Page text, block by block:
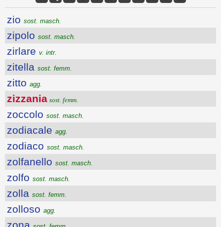
zio sost. masch.
zipolo sost. masch.
zirlare v. intr.
zitella sost. femm.
zitto agg.
zizzania sost. femm.
zoccolo sost. masch.
zodiacale agg.
zodiaco sost. masch.
zolfanello sost. masch.
zolfo sost. masch.
zolla sost. femm.
zolloso agg.